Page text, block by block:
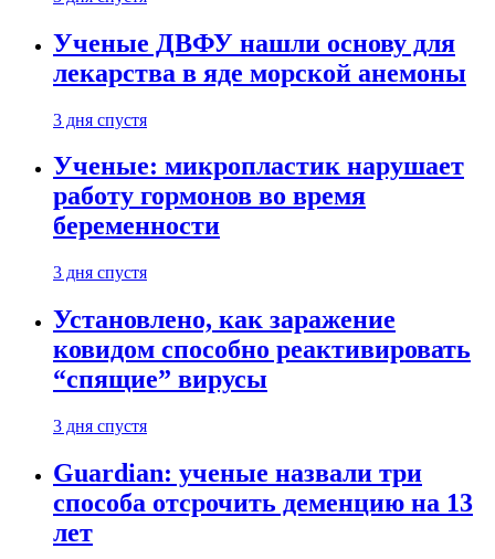
Ученые ДВФУ нашли основу для
лекарства в яде морской анемоны
3 дня спустя
Ученые: микропластик нарушает
работу гормонов во время
беременности
3 дня спустя
Установлено, как заражение
ковидом способно реактивировать
“спящие” вирусы
3 дня спустя
Guardian: ученые назвали три
способа отсрочить деменцию на 13
лет